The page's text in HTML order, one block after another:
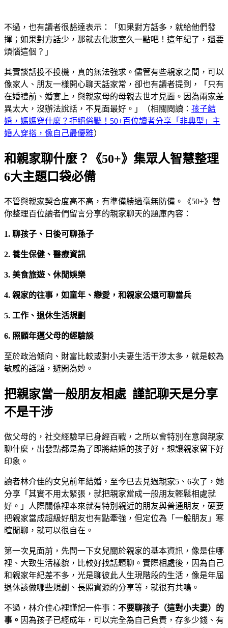
不過，也有讀者很豁達表示：「如果對方話多，就給他們發
揮；如果對方話少，那就去化妝室久一點吧！這年紀了，還要
煩惱這個？」
其實談話投不投機，真的無法強求。儘管有些親家之間，可以
像家人、朋友一樣開心聊天話家常，卻也有讀者提到，「只有
在婚禮前、婚宴上，與親家母的母親去世才見面。因為兩家差
異太大，沒辦法說話，不見面最好。」（相關閱讀： 孩子結
婚，媽媽穿什麼？拒絕俗豔！50+百位讀者分享「非典型」主
婚人穿搭，像自己最優雅）
和親家聊什麼？《50+》集眾人智慧整理
6大主題口袋必備
不管與親家契合度高不高，有準備勝過毫無防備。《50+》替
你整理百位讀者們留言分享的親家聊天的題庫內容：
1. 聊孩子、日後可聊孫子
2. 養生保健、醫療資訊
3. 美食旅遊、休閒娛樂
4. 親家的往事，如童年、戀愛，和親家公還可聊當兵
5. 工作、退休生活規劃
6. 照顧年邁父母的經驗談
至於政治傾向、財富比較或對小夫妻生活干涉太多，就是較為
敏感的話題，避開為妙。
把親家當一般朋友相處 謹記聊天是分享
不是干涉
做父母的，社交經驗早已身經百戰，之所以會特別在意與親家
聊什麼，出發點都是為了即將結婚的孩子好，想讓親家留下好
印象。
讀者林介佳的女兒前年結婚，至今已去見過親家5、6次了，她
分享「其實不用太緊張，就把親家當成一般朋友輕鬆相處就
好。」人際關係裡本來就有特別親近的朋友與普通朋友，硬要
把親家當成超級好朋友也有點牽強，但定位為「一般朋友」寒
暄閒聊，就可以很自在。
第一次見面前，先問一下女兒關於親家的基本資訊，像是住哪
裡、大致生活樣貌，比較好找話題聊。實際相處後，因為自己
和親家年紀差不多，光是聊彼此人生現階段的生活，像是年屆
退休該做哪些規劃、長照資源的分享等，就很有共鳴。
不過，林介佳心裡謹記一件事： 不要聊孩子（這對小夫妻）的
事。 因為孩子已經成年，可以完全為自己負責，存多少錢、有